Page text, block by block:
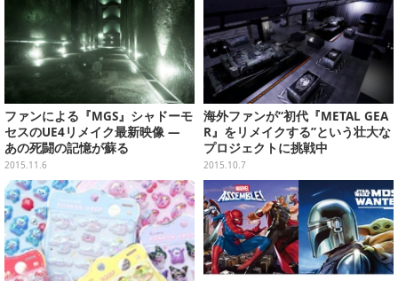
ファンによる『MGS』シャドーモ
セスのUE4リメイク最新映像 ―
あの死闘の記憶が蘇る
2015.11.6
海外ファンが“初代『METAL GEA
R』をリメイクする”という壮大な
プロジェクトに挑戦中
2015.10.7